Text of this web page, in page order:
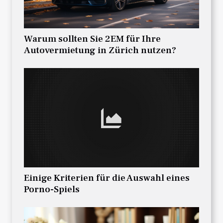
Warum sollten Sie 2EM für Ihre
Autovermietung in Zürich nutzen?
Einige Kriterien für die Auswahl eines
Porno-Spiels